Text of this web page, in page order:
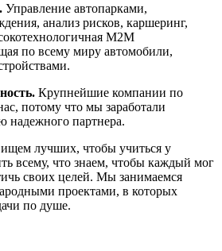
Управление автопарками,
анализ рисков, каршеринг,
M2M
по всему миру автомобили,
Крупнейшие компании по
потому что мы заработали
надежного партнера.
лучших, чтобы учиться у
всему, что знаем, чтобы каждый мог
своих целей. Мы занимаемся
проектами, в которых
по душе.